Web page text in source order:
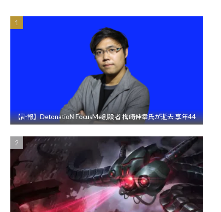
【訃報】DetonatioN FocusMe創設者 梅崎伸幸氏が逝去 享年44